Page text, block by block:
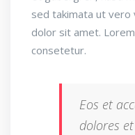
sed takimata ut vero
dolor sit amet.
consetetur.
Eos et
dolores